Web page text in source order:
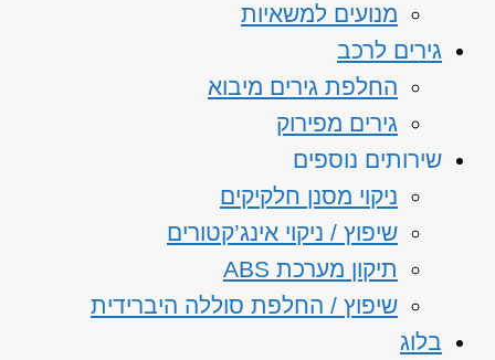
מנועים למשאיות
גירים לרכב
החלפת גירים מיבוא
גירים מפירוק
שירותים נוספים
ניקוי מסנן חלקיקים
שיפוץ / ניקוי אינג’קטורים
תיקון מערכת ABS
שיפוץ / החלפת סוללה היברידית
בלוג